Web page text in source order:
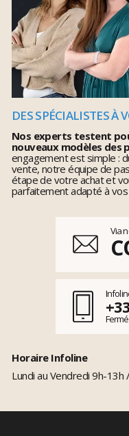
DES SPÉCIALISTES À
Nos experts testent
nouveaux modèles des
engagement est simple :
vente, notre équipe de
étape de votre achat et
parfaitement adapté à vos
Via
Horaire Infoline
Lundi au Vendredi 9h-13h